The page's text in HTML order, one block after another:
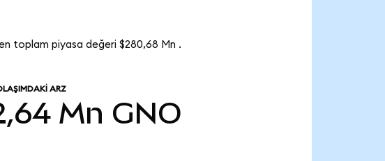
toplam piyasa değeri $280,68 Mn .
ARZ
Mn GNO